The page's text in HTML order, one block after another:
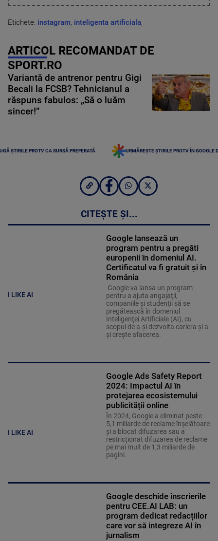
Etichete: instagram, inteligenta artificiala,
ARTICOL RECOMANDAT DE
SPORT.RO
Variantă de antrenor pentru Gigi
Becali la FCSB? Tehnicianul a
răspuns fabulos: „Să o luăm
sincer!”
ȘTIRILE PROTV CA SURSĂ PREFERATĂ URMĂREȘTE ȘTIRILE PROTV ÎN GOOGLE
CITEȘTE ȘI...
I LIKE AI
Google lansează un
program pentru a pregăti
europenii în domeniul AI.
Certificatul va fi gratuit și în
România
Google va lansa un program
pentru a ajuta angajaţii,
companiile şi studenţii să se
pregătească în domeniul
Inteligenţei Artificiale (AI), cu
scopul de a-şi dezvolta cariera şi a-
şi creşte afacerea.
I LIKE AI
Google Ads Safety Report
2024: Impactul AI în
protejarea ecosistemului
publicității online
În 2024, Google a eliminat peste
5,1 miliarde de reclame înşelătoare
și a blocat difuzarea sau a
restricționat difuzarea de reclame
pe mai mult de 1,3 miliarde de
pagini.
Google deschide înscrierile
pentru CEE.AI LAB: un
program dedicat redacțiilor
care vor să integreze AI în
jurnalism